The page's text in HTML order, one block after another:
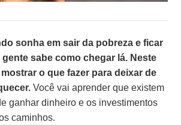
sonha em sair da pobreza e ficar
sabe como chegar lá. Neste
o que fazer para deixar de
Você vai aprender que existem
ganhar dinheiro e os investimentos
caminhos.